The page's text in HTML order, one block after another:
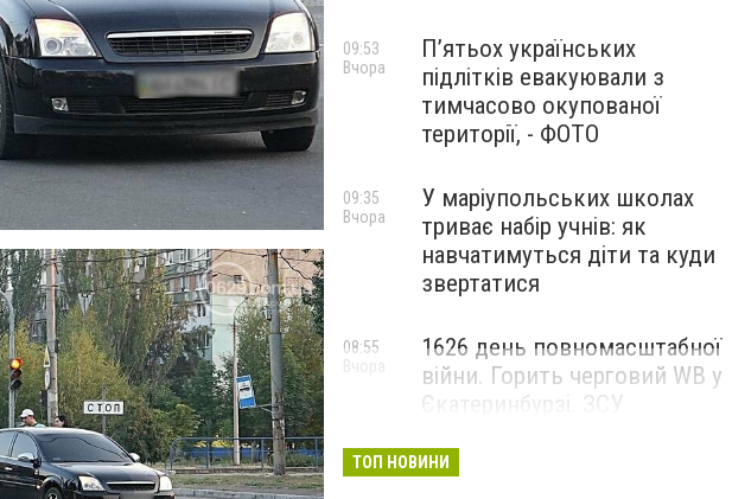
П’ятьох українських
підлітків евакуювали з
тимчасово окупованої
території, - ФОТО
09:53
Вчора
У маріупольських школах
триває набір учнів: як
навчатимуться діти та куди
звертатися
09:35
Вчора
1626 день повномасштабної
війни. Горить черговий WB у
Єкатеринбурзі. ЗСУ
Маріуполі
08:55
Вчора
ТОП НОВИНИ